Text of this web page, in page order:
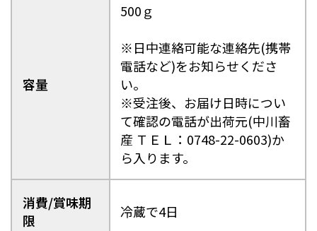
容量
500ｇ
※日中連絡可能な連絡先(携帯
電話など)をお知らせくださ
い。
※受注後、お届け日時につい
て確認の電話が出荷元(中川畜
産 ＴＥＬ：0748-22-0603)か
ら入ります。
消費/賞味期
限
冷蔵で4日